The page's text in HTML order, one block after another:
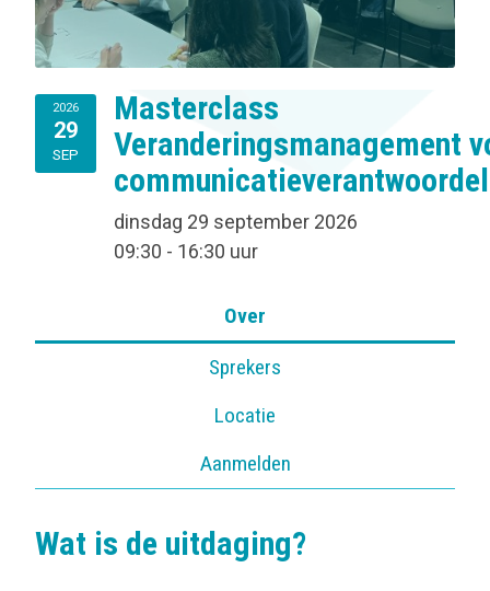
2026
29
SEP
Masterclass
Veranderingsmanagement
dinsdag 29 september 2026
09:30 - 16:30 uur
Over
Sprekers
Locatie
Aanmelden
Wat is de uitdaging?